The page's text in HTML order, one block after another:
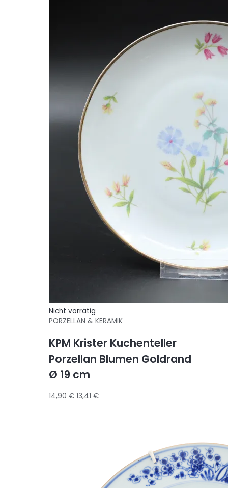
Nicht vorrätig
PORZELLAN & KERAMIK
KPM Krister Kuchenteller
Porzellan Blumen Goldrand
Ø 19 cm
14,90€ 13,41€